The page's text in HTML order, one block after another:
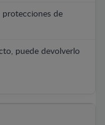
protecciones de
puede devolverlo